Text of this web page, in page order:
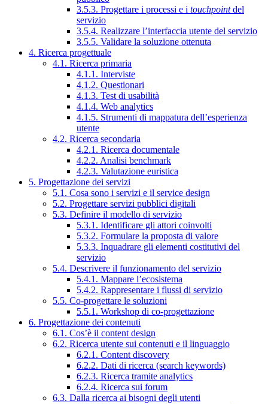
3.5.3. Progettare i processi e i touchpointdel
servizio
3.5.4. Realizzare l’interfaccia utente del servizio
3.5.5. Validare la soluzione ottenuta
4. Ricerca progettuale
4.1. Ricerca primaria
4.1.1. Interviste
4.1.2. Questionari
4.1.3. Test di usabilità
4.1.4. Web analytics
4.1.5. Strumenti di mappatura dell’esperienza
utente
4.2. Ricerca secondaria
4.2.1. Ricerca documentale
4.2.2. Analisi benchmark
4.2.3. Valutazione euristica
5. Progettazione dei servizi
5.1. Cosa sono i servizi e il service design
5.2. Progettare servizi pubblici digitali
5.3. Definire il modello di servizio
5.3.1. Identificare gli attori coinvolti
5.3.2. Formulare la proposta di valore
5.3.3. Inquadrare gli elementi costitutivi del
servizio
5.4. Descrivere il funzionamento del servizio
5.4.1. Mappare l’ecosistema
5.4.2. Rappresentare i flussi di servizio
5.5. Co-progettare le soluzioni
5.5.1. Workshop di co-progettazione
6. Progettazione dei contenuti
6.1. Cos’è il content design
6.2. Ricerca utente sui contenuti e il linguaggio
6.2.1. Content discovery
6.2.2. Dati di ricerca (search keywords)
6.2.3. Ricerca tramite analytics
6.2.4. Ricerca sui forum
6.3. Dalla ricerca ai bisogni degli utenti